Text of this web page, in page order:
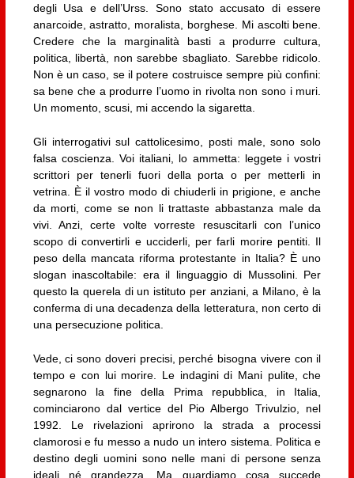
degli Usa e dell’Urss. Sono stato accusato di essere
anarcoide, astratto, moralista, borghese. Mi ascolti bene.
Credere che la marginalità basti a produrre cultura,
politica, libertà, non sarebbe sbagliato. Sarebbe ridicolo.
Non è un caso, se il potere costruisce sempre più confini:
sa bene che a produrre l’uomo in rivolta non sono i muri.
Un momento, scusi, mi accendo la sigaretta.
Gli interrogativi sul cattolicesimo, posti male, sono solo
falsa coscienza. Voi italiani, lo ammetta: leggete i vostri
scrittori per tenerli fuori della porta o per metterli in
vetrina. È il vostro modo di chiuderli in prigione, e anche
da morti, come se non li trattaste abbastanza male da
vivi. Anzi, certe volte vorreste resuscitarli con l’unico
scopo di convertirli e ucciderli, per farli morire pentiti. Il
peso della mancata riforma protestante in Italia? È uno
slogan inascoltabile: era il linguaggio di Mussolini. Per
questo la querela di un istituto per anziani, a Milano, è la
conferma di una decadenza della letteratura, non certo di
una persecuzione politica.
Vede, ci sono doveri precisi, perché bisogna vivere con il
tempo e con lui morire. Le indagini di Mani pulite, che
segnarono la fine della Prima repubblica, in Italia,
cominciarono dal vertice del Pio Albergo Trivulzio, nel
1992. Le rivelazioni aprirono la strada a processi
clamorosi e fu messo a nudo un intero sistema. Politica e
destino degli uomini sono nelle mani di persone senza
ideali né grandezza. Ma guardiamo cosa succede